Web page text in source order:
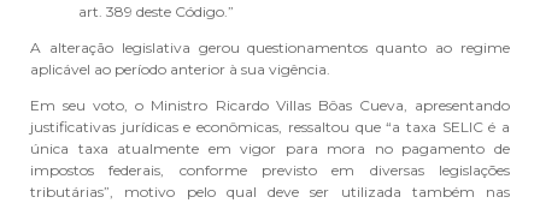
art. 389 deste Código.”
A alteração legislativa gerou questionamentos quanto ao regime
aplicável ao período anterior à sua vigência.
Em seu voto, o Ministro Ricardo Villas Bôas Cueva, apresentando
justificativas jurídicas e econômicas, ressaltou que “a taxa SELIC é a
única taxa atualmente em vigor para mora no pagamento de
impostos federais, conforme previsto em diversas legislações
tributárias”, motivo pelo qual deve ser utilizada também nas